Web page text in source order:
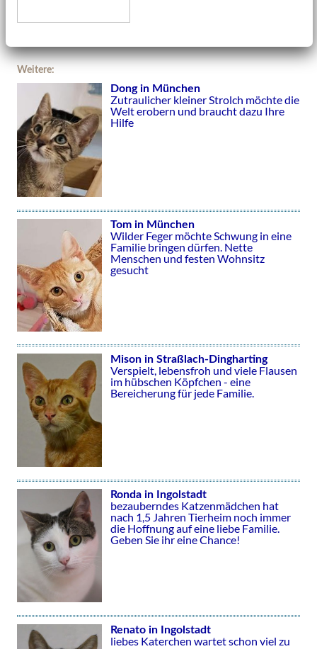
Weitere:
Dong in München
Zutraulicher kleiner Strolch möchte die
Welt erobern und braucht dazu Ihre
Hilfe
Tom in München
Wilder Feger möchte Schwung in eine
Familie bringen dürfen. Nette
Menschen und festen Wohnsitz
gesucht
Mison in Straßlach-Dingharting
Verspielt, lebensfroh und viele Flausen
im hübschen Köpfchen - eine
Bereicherung für jede Familie.
Ronda in Ingolstadt
bezauberndes Katzenmädchen hat
nach 1,5 Jahren Tierheim noch immer
die Hoffnung auf eine liebe Familie.
Geben Sie ihr eine Chance!
Renato in Ingolstadt
liebes Katerchen wartet schon viel zu